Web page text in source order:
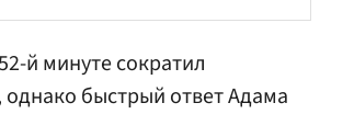
й минуте сократил
однако быстрый ответ Адама